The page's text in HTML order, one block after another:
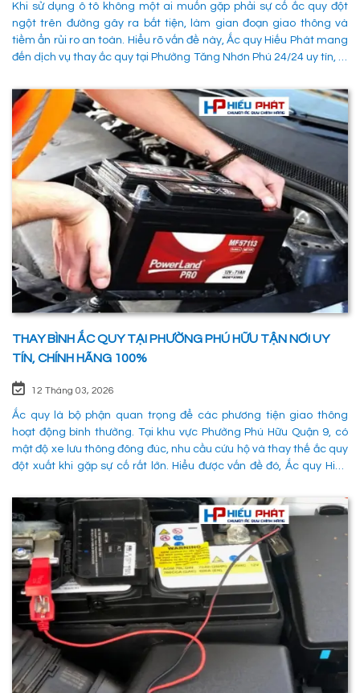
Khi sử dụng ô tô không một ai muốn gặp phải sự cố ắc quy đột
ngột trên đường gây ra bất tiện, làm gian đoạn giao thông và
tiềm ẩn rủi ro an toàn. Hiểu rõ vấn đề này, Ắc quy Hiếu Phát mang
đến dịch vụ thay ắc quy tại Phường Tăng Nhơn Phú 24/24 uy tín, là
bảo an toàn cho các phường tiện và tiết kiệm thời gian cho người
sử dụng. 1. Các phương pháp khắc phục sự cố khi ắc quy hỏng tại
Phường Tăng Nhơn Phú Quận 9 Khi xe không thể khởi động do vấn
đề về điện, có rất nhiều ng
THAY BÌNH ẮC QUY TẠI PHƯỜNG PHÚ HỮU TẬN NƠI UY
TÍN, CHÍNH HÃNG 100%
12 Tháng 03, 2026
Ắc quy là bộ phận quan trọng để các phương tiện giao thông
hoạt động bình thường. Tại khu vực Phường Phú Hữu Quận 9, có
mật độ xe lưu thông đông đúc, nhu cầu cứu hộ và thay thế ắc quy
đột xuất khi gặp sự cố rất lớn. Hiểu được vấn đề đó, Ắc quy Hiếu
Hữu Quận 9 một cách nhanh chóng, chuyên nghiệp và đảm bảo
mọi hoạt động của các phương tiên giao thông không bị gián
đoạn. 1. Dịch vụ thay ắc quy tận nơi tại Phường Phú Hữu Quận 9
nhanh chóng, uy tín